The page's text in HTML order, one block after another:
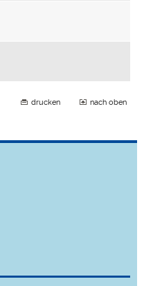
drucken nach oben